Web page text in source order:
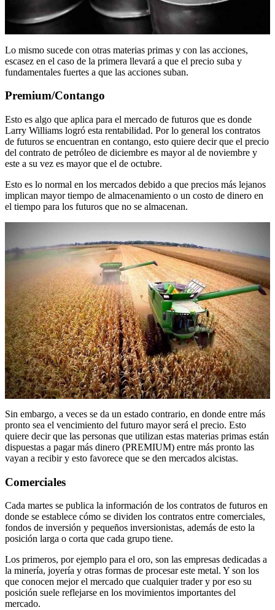
Lo mismo sucede con otras materias primas y con las acciones,
escasez en el caso de la primera llevará a que el precio suba y
fundamentales fuertes a que las acciones suban.
Premium/Contango
Esto es algo que aplica para el mercado de futuros que es donde
Larry Williams logró esta rentabilidad. Por lo general los contratos
de futuros se encuentran en contango, esto quiere decir que el precio
del contrato de petróleo de diciembre es mayor al de noviembre y
este a su vez es mayor que el de octubre.
Esto es lo normal en los mercados debido a que precios más lejanos
implican mayor tiempo de almacenamiento o un costo de dinero en
el tiempo para los futuros que no se almacenan.
Sin embargo, a veces se da un estado contrario, en donde entre más
pronto sea el vencimiento del futuro mayor será el precio. Esto
quiere decir que las personas que utilizan estas materias primas están
dispuestas a pagar más dinero (PREMIUM) entre más pronto las
vayan a recibir y esto favorece que se den mercados alcistas.
Comerciales
Cada martes se publica la información de los contratos de futuros en
donde se establece cómo se dividen los contratos entre comerciales,
fondos de inversión y pequeños inversionistas, además de esto la
posición larga o corta que cada grupo tiene.
Los primeros, por ejemplo para el oro, son las empresas dedicadas a
la minería, joyería y otras formas de procesar este metal. Y son los
que conocen mejor el mercado que cualquier trader y por eso su
posición suele reflejarse en los movimientos importantes del
mercado.